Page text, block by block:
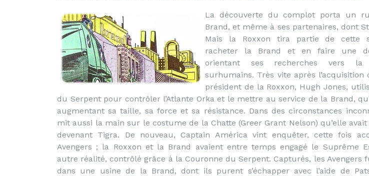
La découverte du complot porta un
Brand, et même à ses partenaires, dont
Mais la Roxxon tira partie de cette
racheter la Brand et en faire une
orientant ses recherches vers la
surhumains. Très vite après l’acquisition
président de la Roxxon, Hugh Jones,
du Serpent pour contrôler l’Atlante Orka et le mettre au service de la Brand,
augmentant sa taille, sa force et sa résistance. Dans des circonstances
mit aussi la main sur le costume de la Chatte (Greer Grant Nelson) qu’elle
devenant Tigra. De nouveau, Captain América vint enquêter, cette fois
Avengers ; la Roxxon et la Brand avaient entre temps engagé le Suprême
autre réalité, contrôlé grâce à la Couronne du Serpent. Capturés, les Avengers
dans une usine de la Brand, dont ils purent s’échapper avec l’aide de